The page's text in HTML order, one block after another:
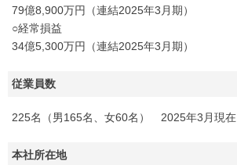
79億8,900万円（連結2025年3月期）
○経常損益
34億5,300万円（連結2025年3月期）
従業員数
225名（男165名、女60名） 2025年3月現在
本社所在地